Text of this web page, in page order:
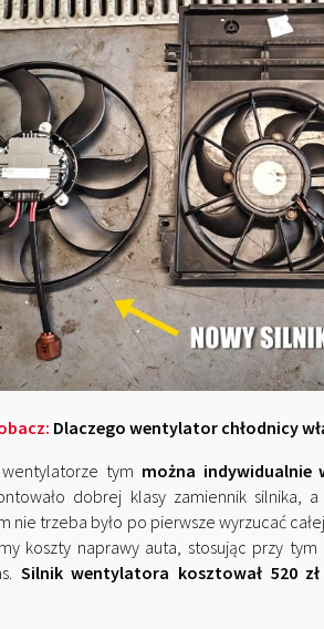
Dlaczego wentylator chłodnicy
tym można indywidualnie
dobrej klasy zamiennik silnika,
nie trzeba było po pierwsze wyrzucać
koszty naprawy auta, stosując przy
Silnik wentylatora kosztował 520 zł